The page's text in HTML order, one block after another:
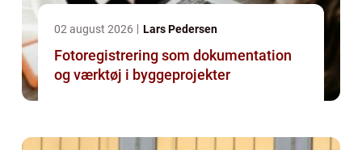
02 august 2026 Lars Pedersen
Fotoregistrering som dokumentation
og værktøj i byggeprojekter